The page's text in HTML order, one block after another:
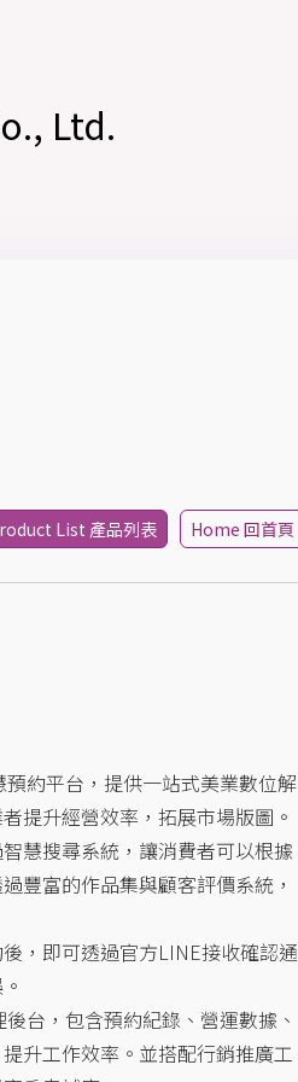
Ltd.
List 產品列表 Home 回首頁
約平台，提供一站式美業數位解
提升經營效率，拓展市場版圖。
慧搜尋系統，讓消費者可以根據
豐富的作品集與顧客評價系統，
，即可透過官方LINE接收確認通
台，包含預約紀錄、營運數據、
升工作效率。並搭配行銷推廣工